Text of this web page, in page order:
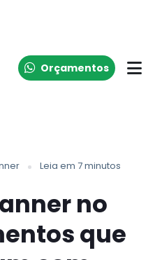
Orçamentos
Leia em 7 minutos
no
que